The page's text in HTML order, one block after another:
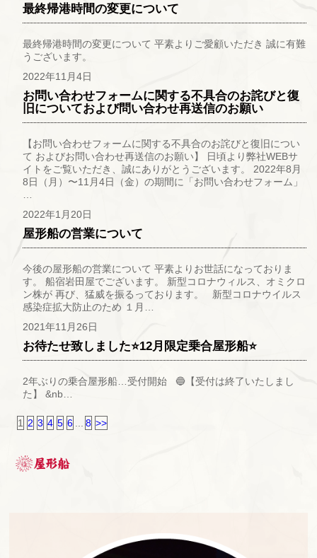
最終帰港時間の変更について
最終帰港時間の変更について 平素よりご愛顧いただき 誠に有難
うございます。
2022年11月4日
お問い合わせフォームに関する不具合のお詫びと復
旧についておよび問い合わせ再送信のお願い
【お問い合わせフォームに関する不具合のお詫びと復旧につい
て およびお問い合わせ再送信のお願い】 日頃より弊社WEBサ
イトをご覧いただき、誠にありがとうございます。 2022年8月
8日（月）〜11月4日（金）の期間に「お問い合わせフォーム」
2022年1月20日
屋形船の営業について
今後の屋形船の営業について 平素よりお世話になっておりま
す。 船宿岩田屋でございます。 新型コロナウィルス、オミクロ
ン株が 再び、猛威を振るっております。 新型コロナウイルス
感染症拡大防止のため １月…
2021年11月26日
お待たせ致しました⭐12月限定乗合屋形船⭐
2年ぶりの乗合屋形船…受付開始 🔵【受付は終了いたしまし
た】 &nb…
1 2 3 4 5 6 8 >>